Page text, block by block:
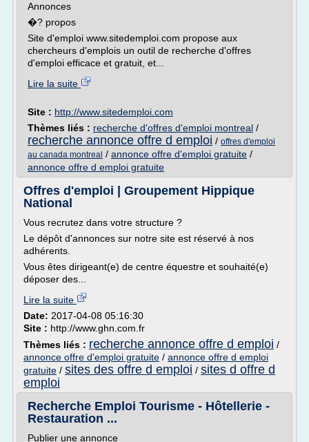
Annonces
�? propos
Site d'emploi www.sitedemploi.com propose aux
chercheurs d'emplois un outil de recherche d'offres
d'emploi efficace et gratuit, et...
Lire la suite
Site : http://www.sitedemploi.com
Thèmes liés : recherche d'offres d'emploi montreal /
recherche annonce offre d emploi / offres d'emploi
au canada montreal / annonce offre d'emploi gratuite /
annonce offre d emploi gratuite
Offres d'emploi | Groupement Hippique
National
Vous recrutez dans votre structure ?
Le dépôt d'annonces sur notre site est réservé à nos
adhérents.
Vous êtes dirigeant(e) de centre équestre et souhaité(e)
déposer des...
Lire la suite
Date: 2017-04-08 05:16:30
Site : http://www.ghn.com.fr
Thèmes liés : recherche annonce offre d emploi /
annonce offre d'emploi gratuite / annonce offre d emploi
gratuite / sites des offre d emploi / sites d offre d
emploi
Recherche Emploi Tourisme - Hôtellerie -
Restauration ...
Publier une annonce